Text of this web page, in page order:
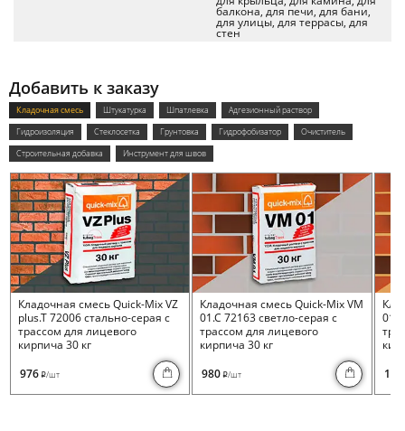
балкона, для печи, для бани,
для улицы, для террасы, для
стен
Добавить к заказу
Кладочная смесь Штукатурка Шпатлевка
Адгезионный раствор
Гидроизоляция
Стеклосетка Грунтовка Гидрофобизатор
Очиститель
Строительная добавка
Инструмент для швов
Кладочная смесь Quick-Mix VZ
plus.T 72006 стально-серая с
трассом для лицевого
кирпича 30 кг
976 i/шт
Кладочная смесь Quick-Mix VM
01.C 72163 светло-серая с
трассом для лицевого
кирпича 30 кг
980 i/шт
01.I